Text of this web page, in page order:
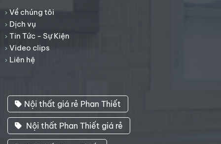
Về chúng tôi
Dịch vụ
Tin Tức - Sự Kiện
Video clips
Liên hệ
Nội thất giá rẻ Phan Thiết
Nội thất Phan Thiết giá rẻ